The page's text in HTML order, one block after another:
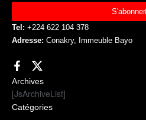
Catégories
Archives
[JsArchiveList]
S'abonner
Tel: +224 622 104 378
Adresse: Conakry, Immeuble Bayo